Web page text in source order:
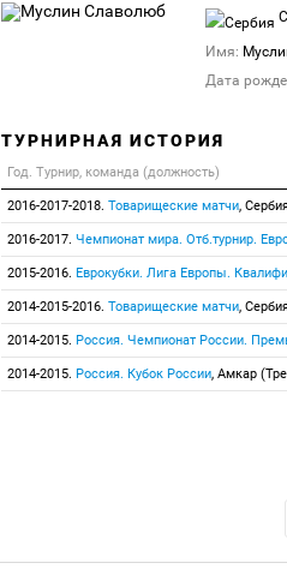
Имя:
Дата
ТУРНИРНАЯ ИСТОРИЯ
Год. Турнир, команда (должность)
2016-2017-2018. Товарищеские матчи,
2016-2017. Чемпионат мира. Отб.турнир.
2015-2016. Еврокубки. Лига Европы.
2014-2015-2016. Товарищеские матчи,
2014-2015. Россия. Чемпионат России.
2014-2015. Россия. Кубок России, Амкар